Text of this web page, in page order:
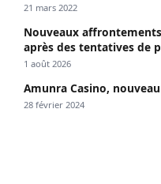
21 mars 2022
Nouveaux
après des tentatives de
1 août 2026
Amunra Casino,
28 février 2024